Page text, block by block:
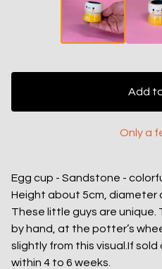
Add
Only a
Egg cup - Sandstone -
Height about 5cm, diameter
These little guys are unique.
by hand, at the potter’s
slightly from this visual.If
within 4 to 6 weeks.